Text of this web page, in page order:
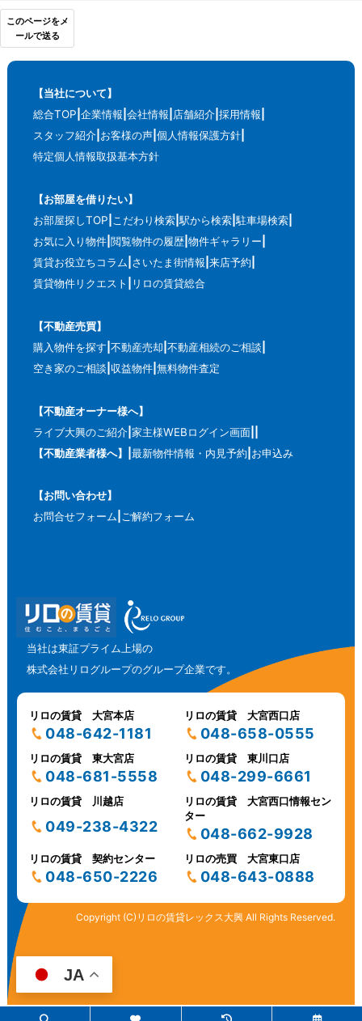
このページをメ
ールで送る
【当社について】
総合TOP 企業情報 会社情報 店舗紹介 採用情報
スタッフ紹介 お客様の声 個人情報保護方針
特定個人情報取扱基本方針
【お部屋を借りたい】
お部屋探しTOP こだわり検索 駅から検索 駐車場検索
お気に入り物件 閲覧物件の履歴 物件ギャラリー
賃貸お役立ちコラム さいたま街情報 来店予約
賃貸物件リクエスト
リロの賃貸総合
【不動産売買】
購入物件を探す 不動産売却 不動産相続のご相談
空き家のご相談 収益物件 無料物件査定
【不動産オーナー様へ】
ライブ大興のご紹介 家主様WEBログイン画面
【不動産業者様へ】
最新物件情報・内見予約 お申込み
【お問い合わせ】
お問合せフォーム ご解約フォーム
当社は東証プライム上場の
株式会社リログループのグループ企業です。
リロの賃貸 大宮本店
048-642-1181
リロの賃貸 大宮西口店
048-658-0555
リロの賃貸 東大宮店
048-681-5558
リロの賃貸 東川口店
048-299-6661
リロの賃貸 川越店
049-238-4322
リロの賃貸 大宮西口情報セン
ター
048-662-9928
リロの賃貸 契約センター
048-650-2226
リロの売買 大宮東口店
048-643-0888
Copyright (C)リロの賃貸レックス大興 All Rights Reserved.
JA